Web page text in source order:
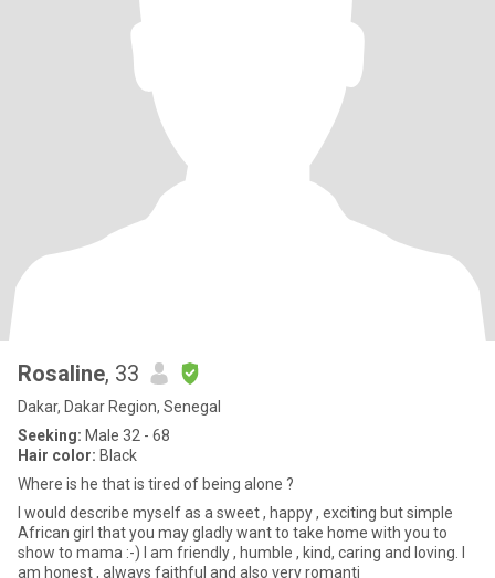
Rosaline, 33
Dakar, Dakar Region, Senegal
Seeking: Male 32 - 68
Hair color: Black
Where is he that is tired of being alone ?
I would describe myself as a sweet , happy , exciting but simple
African girl that you may gladly want to take home with you to
show to mama :-) I am friendly , humble , kind, caring and loving. I
am honest , always faithful and also very romanti